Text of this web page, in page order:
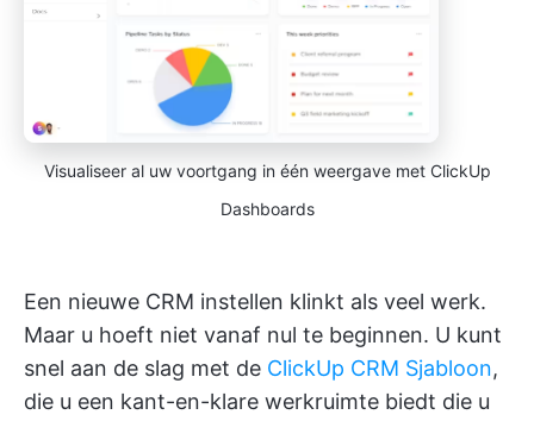
Visualiseer al uw voortgang in één weergave met ClickUp
Dashboards
Een nieuwe CRM instellen klinkt als veel werk.
Maar u hoeft niet vanaf nul te beginnen. U kunt
snel aan de slag met de ClickUp CRM Sjabloon,
die u een kant-en-klare werkruimte biedt die u